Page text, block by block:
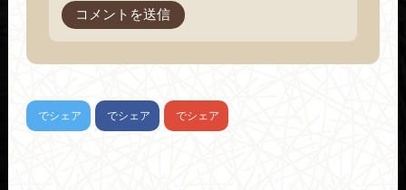
でシェア でシェア でシェア